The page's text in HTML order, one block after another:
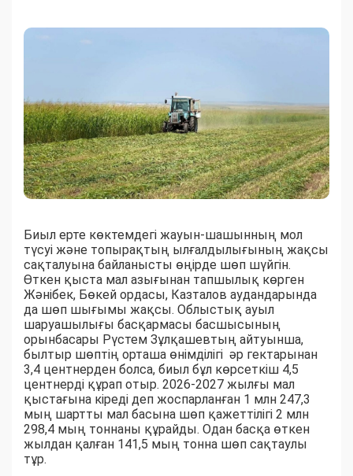
Биыл ерте көктемдегі жауын-шашынның мол
түсуі және топырақтың ылғалдылығының жақсы
сақталуына байланысты өңірде шөп шүйгін.
Өткен қыста мал азығынан тапшылық көрген
Жәнібек, Бөкей ордасы, Казталов аудандарында
да шөп шығымы жақсы. Облыстық ауыл
шаруашылығы басқармасы басшысының
орынбасары Рүстем Зұлқашевтың айтуынша,
былтыр шөптің орташа өнімділігі әр гектарынан
3,4 центнерден болса, биыл бұл көрсеткіш 4,5
центнерді құрап отыр. 2026-2027 жылғы мал
қыстағына кіреді деп жоспарланған 1 млн 247,3
мың шартты мал басына шөп қажеттілігі 2 млн
298,4 мың тоннаны құрайды. Одан басқа өткен
жылдан қалған 141,5 мың тонна шөп сақтаулы
тұр.